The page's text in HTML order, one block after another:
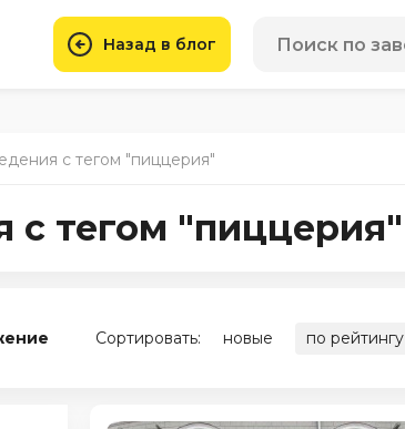
Назад в блог
с тегом "пиццерия"
с тегом "пиццерия"
Сортировать: новые по рейтингу